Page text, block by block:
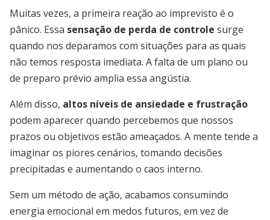
Muitas vezes, a primeira reação ao imprevisto é o
pânico. Essa sensação de perda de controle surge
quando nos deparamos com situações para as quais
não temos resposta imediata. A falta de um plano ou
de preparo prévio amplia essa angústia.
Além disso, altos níveis de ansiedade e frustração
podem aparecer quando percebemos que nossos
prazos ou objetivos estão ameaçados. A mente tende a
imaginar os piores cenários, tomando decisões
precipitadas e aumentando o caos interno.
Sem um método de ação, acabamos consumindo
energia emocional em medos futuros, em vez de